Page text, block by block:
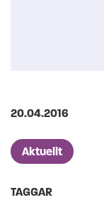
Publicerad på
20.04.2016
Artikelkategorier
Aktuellt
TAGGAR